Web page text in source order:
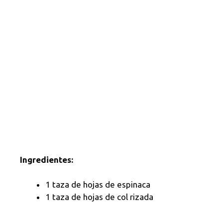
Ingredientes:
1 taza de hojas de espinaca
1 taza de hojas de col rizada